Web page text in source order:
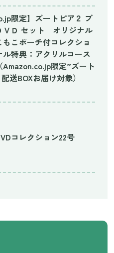
限定】ズートピア２ ブ
ＶＤ セット オリジナル
こポーチ付コレクショ
ル特典：アクリルコース
Amazon.co.jp限定”ズート
送BOXお届け対象）
コレクション22号